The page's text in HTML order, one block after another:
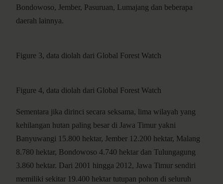
Bondowoso, Jember, Pasuruan, Lumajang dan beberapa
daerah lainnya.
Figure 3, data diolah dari Global Forest Watch
Figure 4, data diolah dari Global Forest Watch
Sementara jika dirinci secara seksama, lima wilayah yang
kehilangan hutan paling besar di Jawa Timur yakni
Banyuwangi 15.800 hektar, Jember 12.200 hektar, Malang
8.780 hektar, Bondowoso 4.740 hektar dan Tulungagung
3.860 hektar. Dari 2001 hingga 2012, Jawa Timur sendiri
memiliki sekitar 19.400 hektar tutupan pohon di seluruh